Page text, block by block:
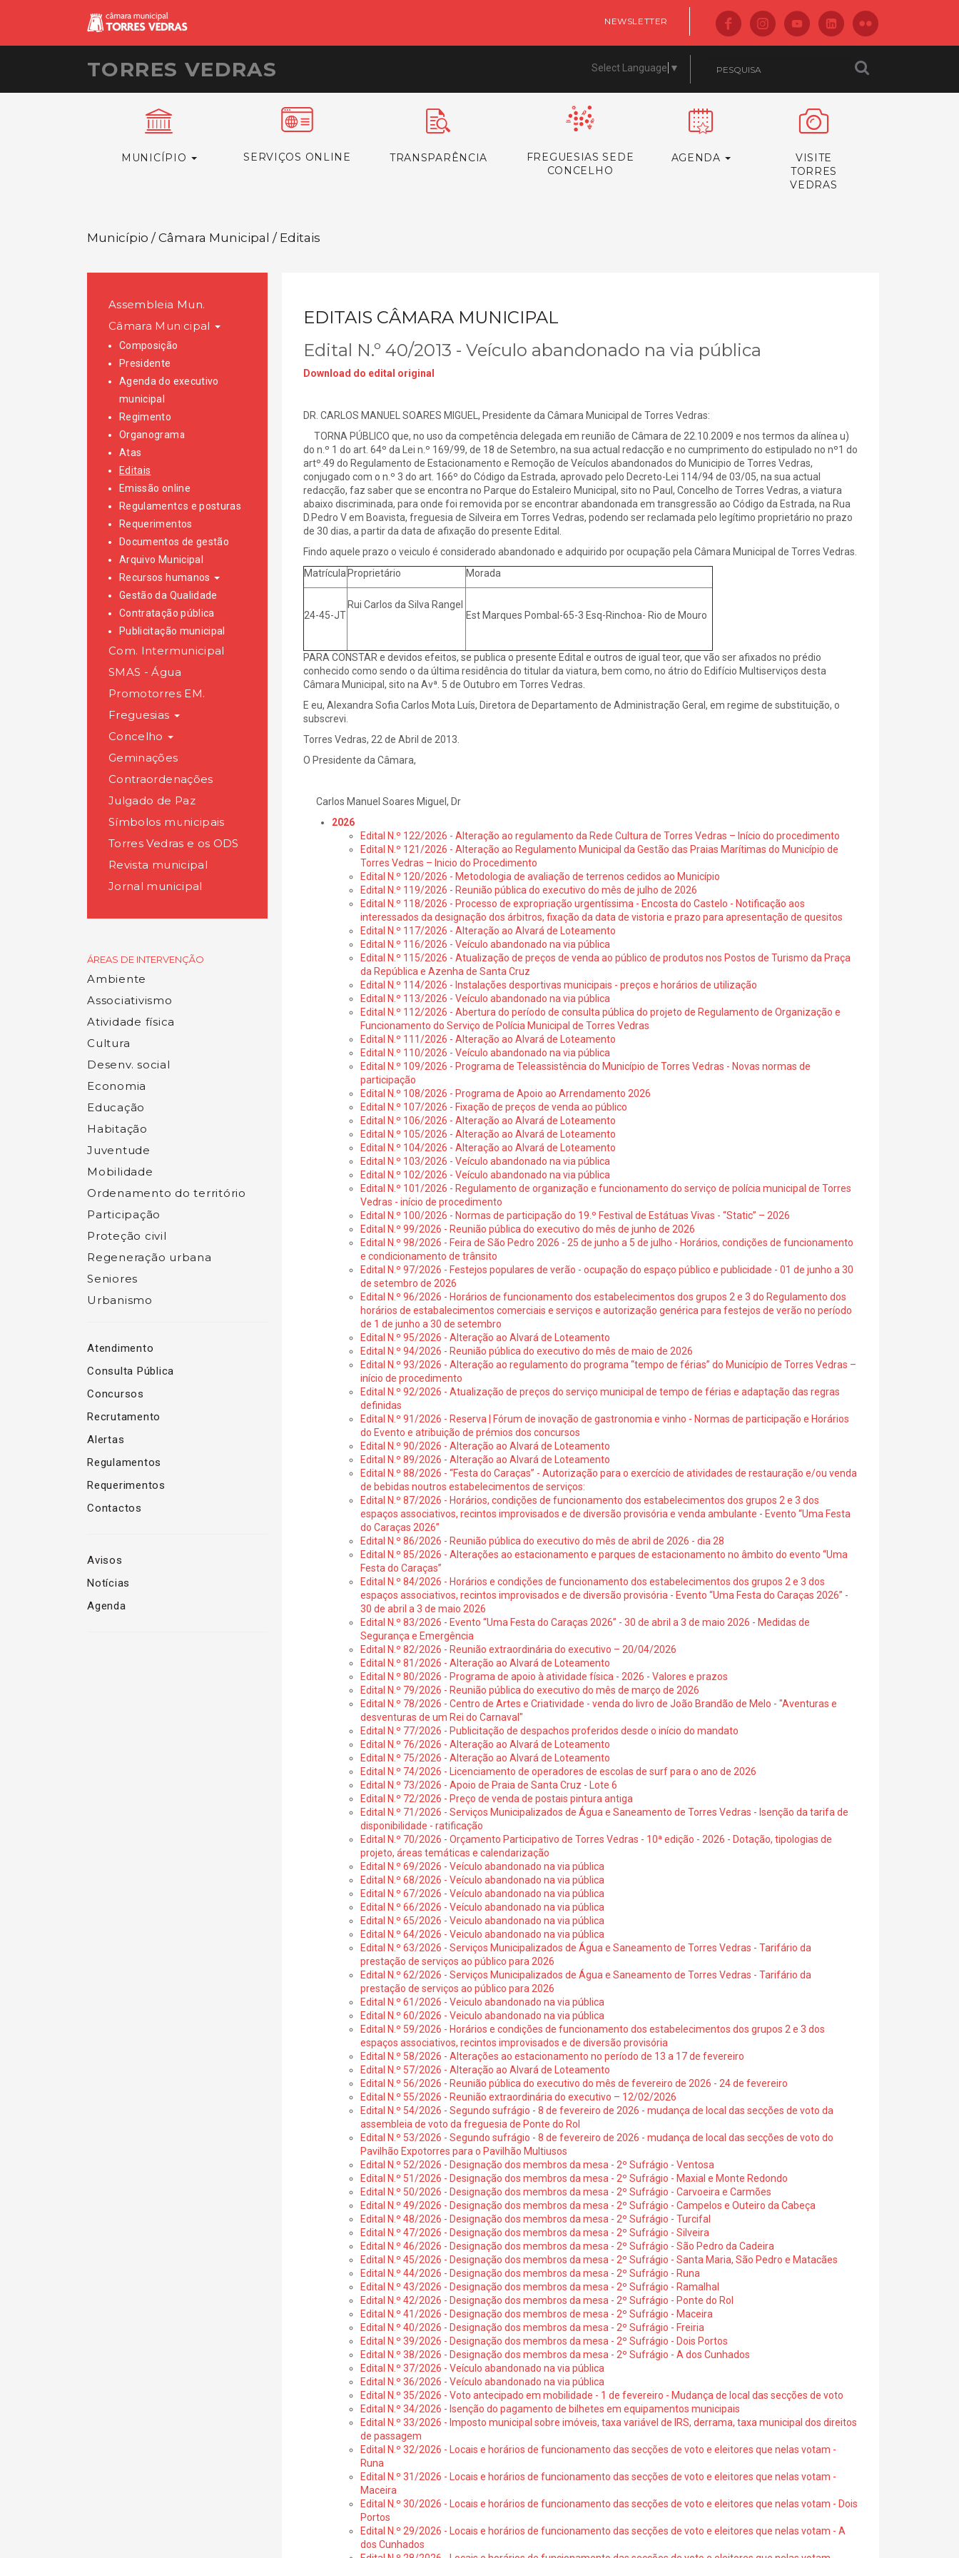
NEWSLETTER
TORRES VEDRAS Select Language ▼
MUNICÍPIO SERVIÇOS ONLINE TRANSPARÊNCIA
FREGUESIAS SEDE
CONCELHO
AGENDA
VISITE
TORRES
VEDRAS
Município / Câmara Municipal / Editais
Assembleia Mun.
Câmara Municipal
Composição
Presidente
Agenda do executivo
municipal
Regimento
Organograma
Atas
Editais
Emissão online
Regulamentos e posturas
Requerimentos
Documentos de gestão
Arquivo Municipal
Recursos humanos
Gestão da Qualidade
Contratação pública
Publicitação municipal
Com. Intermunicipal
SMAS - Água
Promotorres EM.
Freguesias
Concelho
Geminações
Contraordenações
Julgado de Paz
Símbolos municipais
Torres Vedras e os ODS
Revista municipal
Jornal municipal
ÁREAS DE INTERVENÇÃO
Ambiente
Associativismo
Atividade física
Cultura
Desenv. social
Economia
Educação
Habitação
Juventude
Mobilidade
Ordenamento do território
Participação
Proteção civil
Regeneração urbana
Seniores
Urbanismo
Atendimento
Consulta Pública
Concursos
Recrutamento
Alertas
Regulamentos
Requerimentos
Contactos
Avisos
Notícias
Agenda
EDITAIS CÂMARA MUNICIPAL
Edital N.º 40/2013 - Veículo abandonado na via pública
Download do edital original
DR. CARLOS MANUEL SOARES MIGUEL, Presidente da Câmara Municipal de Torres Vedras:
TORNA PÚBLICO que, no uso da competência delegada em reunião de Câmara de 22.10.2009 e nos termos da alínea u)
do n.º 1 do art. 64º da Lei n.º 169/99, de 18 de Setembro, na sua actual redacção e no cumprimento do estipulado no nº1 do
artº.49 do Regulamento de Estacionamento e Remoção de Veículos abandonados do Municipio de Torres Vedras,
conjugado com o n.º 3 do art. 166º do Código da Estrada, aprovado pelo Decreto-Lei 114/94 de 03/05, na sua actual
redacção, faz saber que se encontra no Parque do Estaleiro Municipal, sito no Paul, Concelho de Torres Vedras, a viatura
abaixo discriminada, para onde foi removida por se encontrar abandonada em transgressão ao Código da Estrada, na Rua
D.Pedro V em Boavista, freguesia de Silveira em Torres Vedras, podendo ser reclamada pelo legítimo proprietário no prazo
de 30 dias, a partir da data de afixação do presente Edital.
Findo aquele prazo o veiculo é considerado abandonado e adquirido por ocupação pela Câmara Municipal de Torres Vedras.
Matrícula Proprietário Morada
24-45-JT
Rui Carlos da Silva Rangel
Est Marques Pombal-65-3 Esq-Rinchoa- Rio de Mouro
PARA CONSTAR e devidos efeitos, se publica o presente Edital e outros de igual teor, que vão ser afixados no prédio
conhecido como sendo o da última residência do titular da viatura, bem como, no átrio do Edifício Multiserviços desta
Câmara Municipal, sito na Avª. 5 de Outubro em Torres Vedras.
E eu, Alexandra Sofia Carlos Mota Luís, Diretora de Departamento de Administração Geral, em regime de substituição, o
subscrevi.
Torres Vedras, 22 de Abril de 2013.
O Presidente da Câmara,
Carlos Manuel Soares Miguel, Dr
2026
Edital N.º 122/2026 - Alteração ao regulamento da Rede Cultura de Torres Vedras – Início do procedimento
Edital N.º 121/2026 - Alteração ao Regulamento Municipal da Gestão das Praias Marítimas do Município de
Torres Vedras – Inicio do Procedimento
Edital N.º 120/2026 - Metodologia de avaliação de terrenos cedidos ao Município
Edital N.º 119/2026 - Reunião pública do executivo do mês de julho de 2026
Edital N.º 118/2026 - Processo de expropriação urgentíssima - Encosta do Castelo - Notificação aos
interessados da designação dos árbitros, fixação da data de vistoria e prazo para apresentação de quesitos
Edital N.º 117/2026 - Alteração ao Alvará de Loteamento
Edital N.º 116/2026 - Veículo abandonado na via pública
Edital N.º 115/2026 - Atualização de preços de venda ao público de produtos nos Postos de Turismo da Praça
da República e Azenha de Santa Cruz
Edital N.º 114/2026 - Instalações desportivas municipais - preços e horários de utilização
Edital N.º 113/2026 - Veículo abandonado na via pública
Edital N.º 112/2026 - Abertura do período de consulta pública do projeto de Regulamento de Organização e
Funcionamento do Serviço de Polícia Municipal de Torres Vedras
Edital N.º 111/2026 - Alteração ao Alvará de Loteamento
Edital N.º 110/2026 - Veículo abandonado na via pública
Edital N.º 109/2026 - Programa de Teleassistência do Município de Torres Vedras - Novas normas de
participação
Edital N.º 108/2026 - Programa de Apoio ao Arrendamento 2026
Edital N.º 107/2026 - Fixação de preços de venda ao público
Edital N.º 106/2026 - Alteração ao Alvará de Loteamento
Edital N.º 105/2026 - Alteração ao Alvará de Loteamento
Edital N.º 104/2026 - Alteração ao Alvará de Loteamento
Edital N.º 103/2026 - Veículo abandonado na via pública
Edital N.º 102/2026 - Veículo abandonado na via pública
Edital N.º 101/2026 - Regulamento de organização e funcionamento do serviço de polícia municipal de Torres
Vedras - início de procedimento
Edital N.º 100/2026 - Normas de participação do 19.º Festival de Estátuas Vivas - “Static” – 2026
Edital N.º 99/2026 - Reunião pública do executivo do mês de junho de 2026
Edital N.º 98/2026 - Feira de São Pedro 2026 - 25 de junho a 5 de julho - Horários, condições de funcionamento
e condicionamento de trânsito
Edital N.º 97/2026 - Festejos populares de verão - ocupação do espaço público e publicidade - 01 de junho a 30
de setembro de 2026
Edital N.º 96/2026 - Horários de funcionamento dos estabelecimentos dos grupos 2 e 3 do Regulamento dos
horários de estabalecimentos comerciais e serviços e autorização genérica para festejos de verão no período
de 1 de junho a 30 de setembro
Edital N.º 95/2026 - Alteração ao Alvará de Loteamento
Edital N.º 94/2026 - Reunião pública do executivo do mês de maio de 2026
Edital N.º 93/2026 - Alteração ao regulamento do programa “tempo de férias” do Município de Torres Vedras –
início de procedimento
Edital N.º 92/2026 - Atualização de preços do serviço municipal de tempo de férias e adaptação das regras
definidas
Edital N.º 91/2026 - Reserva | Fórum de inovação de gastronomia e vinho - Normas de participação e Horários
do Evento e atribuição de prémios dos concursos
Edital N.º 90/2026 - Alteração ao Alvará de Loteamento
Edital N.º 89/2026 - Alteração ao Alvará de Loteamento
Edital N.º 88/2026 - “Festa do Caraças” - Autorização para o exercício de atividades de restauração e/ou venda
de bebidas noutros estabelecimentos de serviços:
Edital N.º 87/2026 - Horários, condições de funcionamento dos estabelecimentos dos grupos 2 e 3 dos
espaços associativos, recintos improvisados e de diversão provisória e venda ambulante - Evento “Uma Festa
do Caraças 2026”
Edital N.º 86/2026 - Reunião pública do executivo do mês de abril de 2026 - dia 28
Edital N.º 85/2026 - Alterações ao estacionamento e parques de estacionamento no âmbito do evento “Uma
Festa do Caraças”
Edital N.º 84/2026 - Horários e condições de funcionamento dos estabelecimentos dos grupos 2 e 3 dos
espaços associativos, recintos improvisados e de diversão provisória - Evento “Uma Festa do Caraças 2026” -
30 de abril a 3 de maio 2026
Edital N.º 83/2026 - Evento “Uma Festa do Caraças 2026” - 30 de abril a 3 de maio 2026 - Medidas de
Segurança e Emergência
Edital N.º 82/2026 - Reunião extraordinária do executivo – 20/04/2026
Edital N.º 81/2026 - Alteração ao Alvará de Loteamento
Edital N.º 80/2026 - Programa de apoio à atividade física - 2026 - Valores e prazos
Edital N.º 79/2026 - Reunião pública do executivo do mês de março de 2026
Edital N.º 78/2026 - Centro de Artes e Criatividade - venda do livro de João Brandão de Melo - "Aventuras e
desventuras de um Rei do Carnaval"
Edital N.º 77/2026 - Publicitação de despachos proferidos desde o início do mandato
Edital N.º 76/2026 - Alteração ao Alvará de Loteamento
Edital N.º 75/2026 - Alteração ao Alvará de Loteamento
Edital N.º 74/2026 - Licenciamento de operadores de escolas de surf para o ano de 2026
Edital N.º 73/2026 - Apoio de Praia de Santa Cruz - Lote 6
Edital N.º 72/2026 - Preço de venda de postais pintura antiga
Edital N.º 71/2026 - Serviços Municipalizados de Água e Saneamento de Torres Vedras - Isenção da tarifa de
disponibilidade - ratificação
Edital N.º 70/2026 - Orçamento Participativo de Torres Vedras - 10ª edição - 2026 - Dotação, tipologias de
projeto, áreas temáticas e calendarização
Edital N.º 69/2026 - Veículo abandonado na via pública
Edital N.º 68/2026 - Veículo abandonado na via pública
Edital N.º 67/2026 - Veículo abandonado na via pública
Edital N.º 66/2026 - Veículo abandonado na via pública
Edital N.º 65/2026 - Veiculo abandonado na via pública
Edital N.º 64/2026 - Veiculo abandonado na via pública
Edital N.º 63/2026 - Serviços Municipalizados de Água e Saneamento de Torres Vedras - Tarifário da
prestação de serviços ao público para 2026
Edital N.º 62/2026 - Serviços Municipalizados de Água e Saneamento de Torres Vedras - Tarifário da
prestação de serviços ao público para 2026
Edital N.º 61/2026 - Veiculo abandonado na via pública
Edital N.º 60/2026 - Veiculo abandonado na via pública
Edital N.º 59/2026 - Horários e condições de funcionamento dos estabelecimentos dos grupos 2 e 3 dos
espaços associativos, recintos improvisados e de diversão provisória
Edital N.º 58/2026 - Alterações ao estacionamento no período de 13 a 17 de fevereiro
Edital N.º 57/2026 - Alteração ao Alvará de Loteamento
Edital N.º 56/2026 - Reunião pública do executivo do mês de fevereiro de 2026 - 24 de fevereiro
Edital N.º 55/2026 - Reunião extraordinária do executivo – 12/02/2026
Edital N.º 54/2026 - Segundo sufrágio - 8 de fevereiro de 2026 - mudança de local das secções de voto da
assembleia de voto da freguesia de Ponte do Rol
Edital N.º 53/2026 - Segundo sufrágio - 8 de fevereiro de 2026 - mudança de local das secções de voto do
Pavilhão Expotorres para o Pavilhão Multiusos
Edital N.º 52/2026 - Designação dos membros da mesa - 2º Sufrágio - Ventosa
Edital N.º 51/2026 - Designação dos membros da mesa - 2º Sufrágio - Maxial e Monte Redondo
Edital N.º 50/2026 - Designação dos membros da mesa - 2º Sufrágio - Carvoeira e Carmões
Edital N.º 49/2026 - Designação dos membros da mesa - 2º Sufrágio - Campelos e Outeiro da Cabeça
Edital N.º 48/2026 - Designação dos membros da mesa - 2º Sufrágio - Turcifal
Edital N.º 47/2026 - Designação dos membros da mesa - 2º Sufrágio - Silveira
Edital N.º 46/2026 - Designação dos membros da mesa - 2º Sufrágio - São Pedro da Cadeira
Edital N.º 45/2026 - Designação dos membros da mesa - 2º Sufrágio - Santa Maria, São Pedro e Matacães
Edital N.º 44/2026 - Designação dos membros da mesa - 2º Sufrágio - Runa
Edital N.º 43/2026 - Designação dos membros da mesa - 2º Sufrágio - Ramalhal
Edital N.º 42/2026 - Designação dos membros da mesa - 2º Sufrágio - Ponte do Rol
Edital N.º 41/2026 - Designação dos membros de mesa - 2º Sufrágio - Maceira
Edital N.º 40/2026 - Designação dos membros da mesa - 2º Sufrágio - Freiria
Edital N.º 39/2026 - Designação dos membros da mesa - 2º Sufrágio - Dois Portos
Edital N.º 38/2026 - Designação dos membros da mesa - 2º Sufrágio - A dos Cunhados
Edital N.º 37/2026 - Veículo abandonado na via pública
Edital N.º 36/2026 - Veículo abandonado na via pública
Edital N.º 35/2026 - Voto antecipado em mobilidade - 1 de fevereiro - Mudança de local das secções de voto
Edital N.º 34/2026 - Isenção do pagamento de bilhetes em equipamentos municipais
Edital N.º 33/2026 - Imposto municipal sobre imóveis, taxa variável de IRS, derrama, taxa municipal dos direitos
de passagem
Edital N.º 32/2026 - Locais e horários de funcionamento das secções de voto e eleitores que nelas votam -
Runa
Edital N.º 31/2026 - Locais e horários de funcionamento das secções de voto e eleitores que nelas votam -
Maceira
Edital N.º 30/2026 - Locais e horários de funcionamento das secções de voto e eleitores que nelas votam - Dois
Portos
Edital N.º 29/2026 - Locais e horários de funcionamento das secções de voto e eleitores que nelas votam - A
dos Cunhados